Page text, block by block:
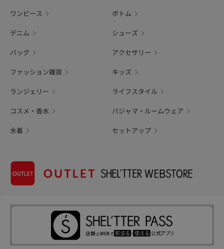
ワンピース ボトム
デニム シューズ
バッグ アクセサリー
ファッション雑貨 キッズ
ランジェリー ライフスタイル
コスメ・香水 パジャマ・ルームウェア
水着 セットアップ